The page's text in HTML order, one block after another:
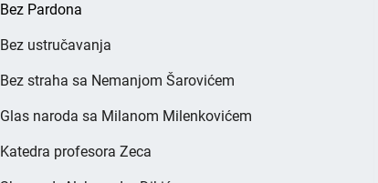
Bez Pardona
Bez ustručavanja
Bez straha sa Nemanjom Šarovićem
Glas naroda sa Milanom Milenkovićem
Katedra profesora Zeca